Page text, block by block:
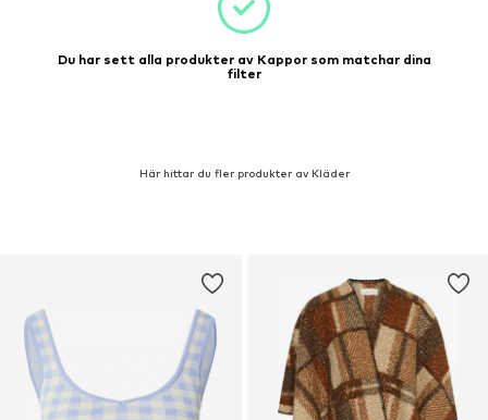
Du har sett alla produkter av Kappor som matchar dina
filter
Här hittar du fler produkter av Kläder